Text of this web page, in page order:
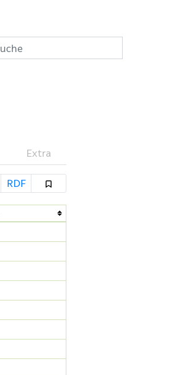
Extra
RDF